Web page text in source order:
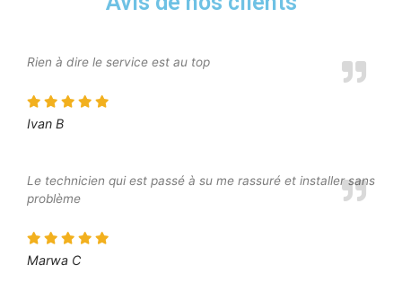
Rien à dire le service est au top
Ivan B
Le technicien qui est passé à su me rassuré et installer sans
problème
Marwa C